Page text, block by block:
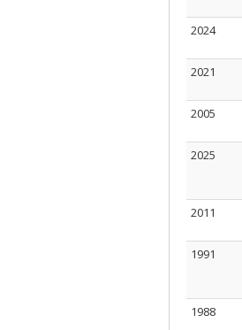
2024
2021
2005
2025
2011
1991
1988